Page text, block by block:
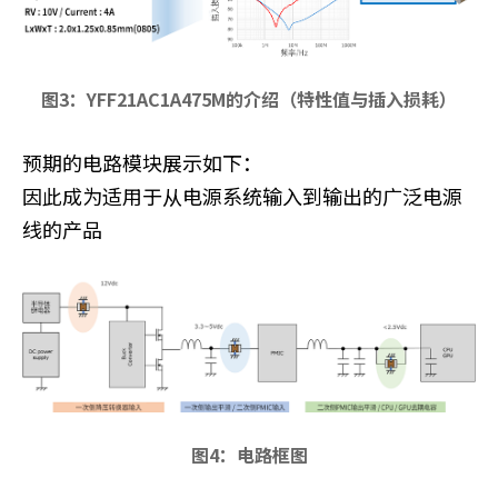
图3：YFF21AC1A475M的介绍（特性值与插入损耗）
预期的电路模块展示如下：
因此成为适用于从电源系统输入到输出的广泛电源
线的产品
图4：电路框图